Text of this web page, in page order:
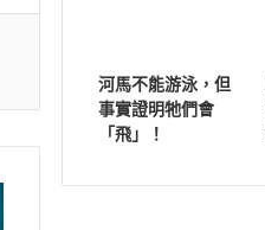
河馬不能游泳，但
事實證明牠們會
「飛」！